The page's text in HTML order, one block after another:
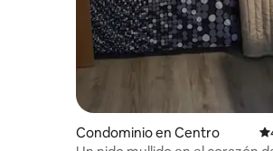
Condominio en Centro